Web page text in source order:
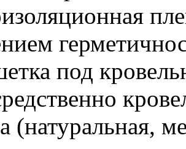
под
(натуральная,